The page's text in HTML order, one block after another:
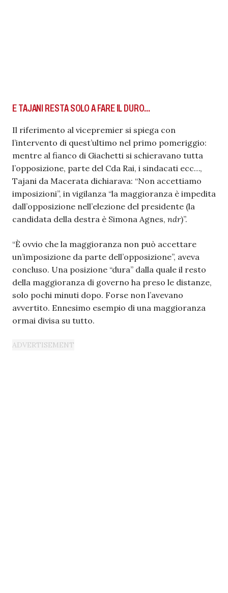
E TAJANI RESTA SOLO A FARE IL DURO…
Il riferimento al vicepremier si spiega con
l’intervento di quest’ultimo nel primo pomeriggio:
mentre al fianco di Giachetti si schieravano tutta
l’opposizione, parte del Cda Rai, i sindacati ecc…,
Tajani da Macerata dichiarava: “Non accettiamo
imposizioni”, in vigilanza “la maggioranza è impedita
dall’opposizione nell’elezione del presidente (la
candidata della destra è Simona Agnes, ndr)”.
“È ovvio che la maggioranza non può accettare
un’imposizione da parte dell’opposizione”, aveva
concluso. Una posizione “dura” dalla quale il resto
della maggioranza di governo ha preso le distanze,
solo pochi minuti dopo. Forse non l’avevano
avvertito. Ennesimo esempio di una maggioranza
ormai divisa su tutto.